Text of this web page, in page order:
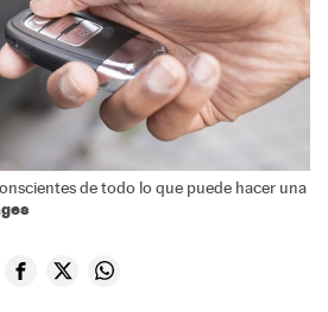
de todo lo que puede hacer una